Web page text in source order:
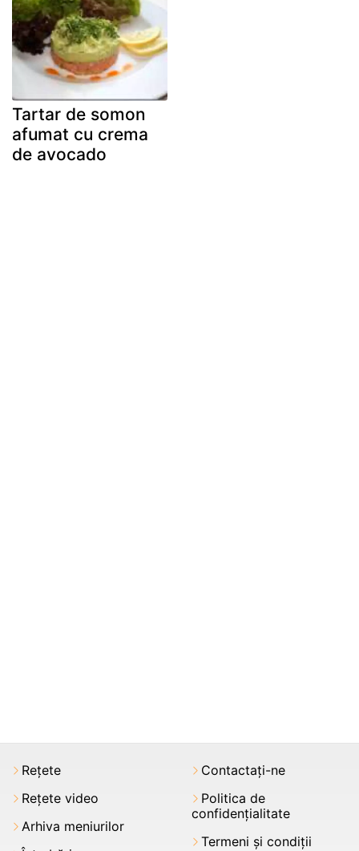
Tartar de somon
afumat cu crema
de avocado
Rețete
Rețete video
Arhiva meniurilor
Contactați-ne
Politica de
confidențialitate
Termeni şi condiții